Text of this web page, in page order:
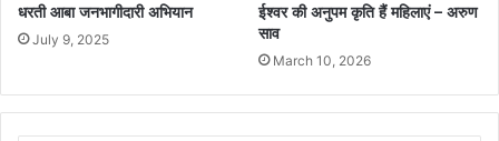
धरती आबा जनभागीदारी अभियान
July 9, 2025
ईश्वर की अनुपम कृति हैं महिलाएं – अरुण
साव
March 10, 2026